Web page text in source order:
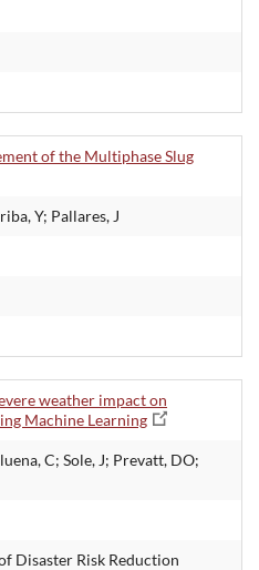
of the Multiphase Slug
Y; Pallares, J
weather impact on
Machine Learning
C; Sole, J; Prevatt, DO;
Disaster Risk Reduction